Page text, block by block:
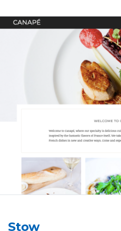
Stow